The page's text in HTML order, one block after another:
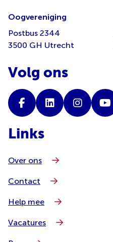
Oogvereniging
Postbus 2344
3500 GH Utrecht
Volg ons
Links
Over ons
Contact
Help mee
Vacatures